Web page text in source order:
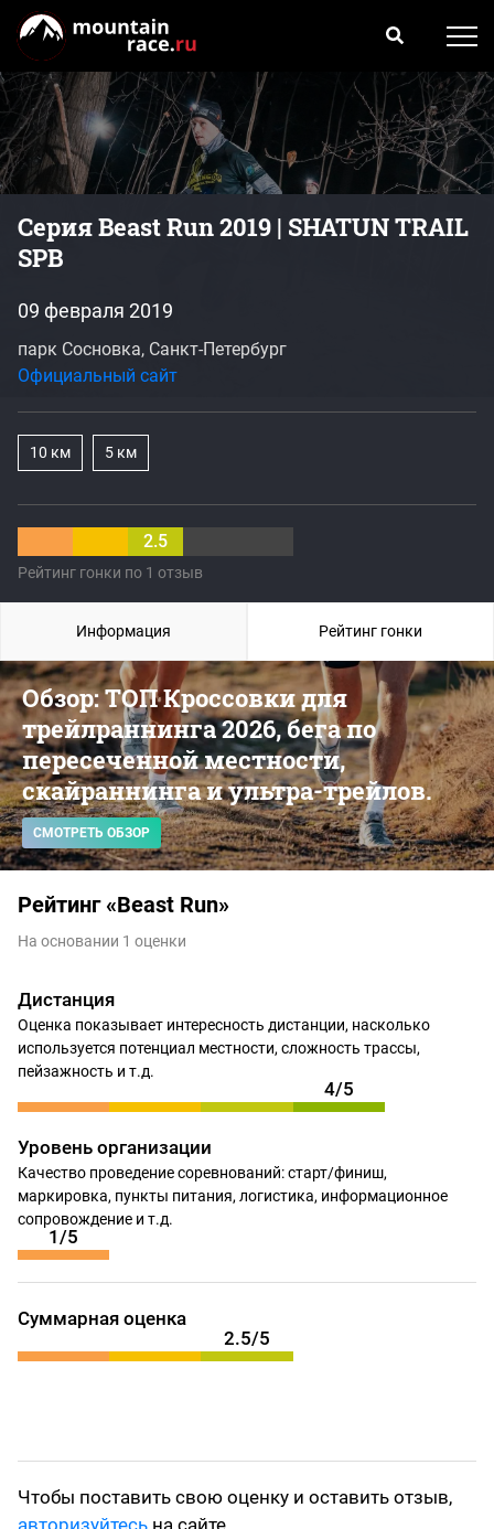
Серия Beast Run 2019 | SHATUN TRAIL
SPB
2.5
Рейтинг гонки по 1 отзыв
09 февраля 2019
парк Сосновка, Санкт-Петербург
Официальный сайт
10 км 5 км
Обзор: ТОП Кроссовки для
трейлраннинга 2026, бега по
пересеченной местности,
скайраннинга и ультра-трейлов.
СМОТРЕТЬ ОБЗОР
Рейтинг «Beast Run»
На основании 1 оценки
Дистанция
Оценка показывает интересность дистанции, насколько
используется потенциал местности, сложность трассы,
пейзажность и т.д.
4/5
Уровень организации
Качество проведение соревнований: старт/финиш,
маркировка, пункты питания, логистика, информационное
сопровождение и т.д.
1/5
Суммарная оценка
2.5/5
Чтобы поставить свою оценку и оставить отзыв,
авторизуйтесь на сайте
Информация Рейтинг гонки